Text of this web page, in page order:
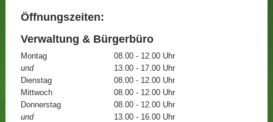
Öffnungszeiten:
Verwaltung & Bürgerbüro
Montag
08.00 - 12.00 Uhr
und
13.00 - 17.00 Uhr
Dienstag
08.00 - 12.00 Uhr
Mittwoch
08.00 - 12.00 Uhr
Donnerstag
08.00 - 12.00 Uhr
und
13.00 - 16.00 Uhr